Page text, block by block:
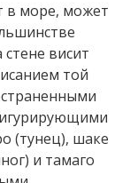
в море, может
висит
той
(тунец), шаке
и тамаго